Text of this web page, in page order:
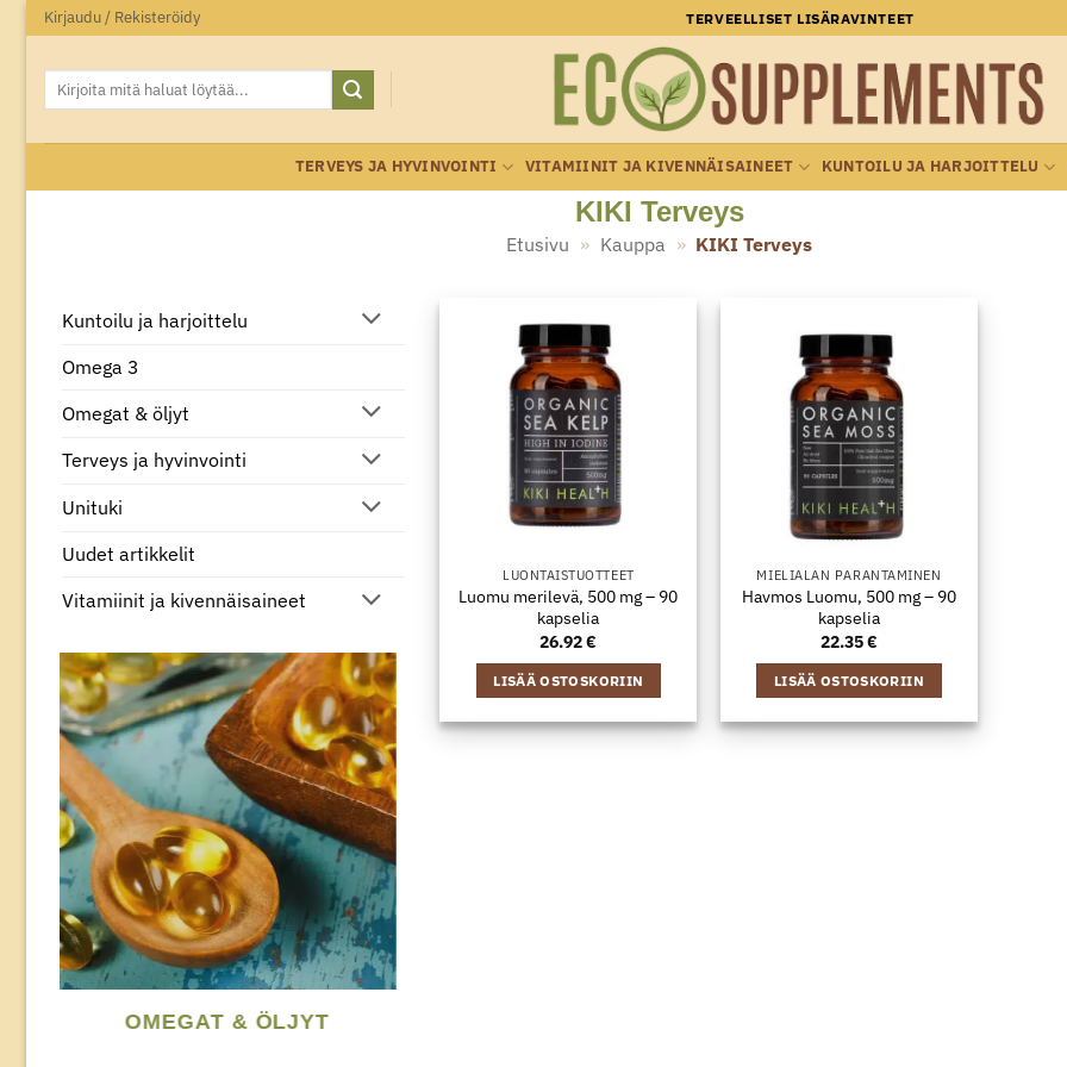
Skip
to
content
Kirjaudu / Rekisteröidy TERVEELLISET LISÄRAVINTEET
Etsi:
TERVEYS JA HYVINVOINTI VITAMIINIT JA KIVENNÄISAINEET KUNTOILU JA HARJOITTELU
KIKI Terveys
Etusivu » Kauppa » KIKI Terveys
Kuntoilu ja harjoittelu
Omega 3
Omegat & öljyt
Terveys ja hyvinvointi
Unituki
Uudet artikkelit
Vitamiinit ja kivennäisaineet
OMEGAT & ÖLJYT
LUONTAISTUOTTEET
Luomu merilevä, 500 mg – 90
kapselia
26.92€
LISÄÄ OSTOSKORIIN
MIELIALAN PARANTAMINEN
Havmos Luomu, 500 mg – 90
kapselia
22.35€
LISÄÄ OSTOSKORIIN